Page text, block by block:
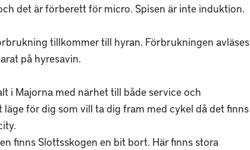
det är förberett för micro. Spisen är inte induktion.
tillkommer till hyran. Förbrukningen avläses
på hyresavin.
i Majorna med närhet till både service och
för dig som vill ta dig fram med cykel då det finns
finns Slottsskogen en bit bort. Här finns stora